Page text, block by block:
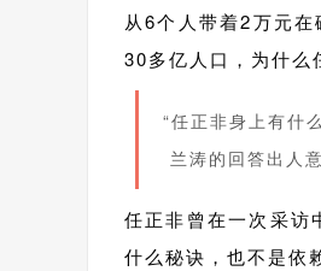
从6个人带着2万元
30多亿人口，为什么
“任正非身上有什
兰涛的回答出人
任正非曾在一次采访
什么秘诀，也不是依